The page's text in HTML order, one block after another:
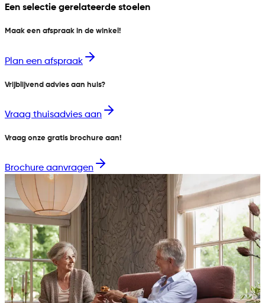
Een selectie gerelateerde stoelen
Maak een afspraak in de winkel!
Plan een afspraak
Vrijblijvend advies aan huis?
Vraag thuisadvies aan
Vraag onze gratis brochure aan!
Brochure aanvragen